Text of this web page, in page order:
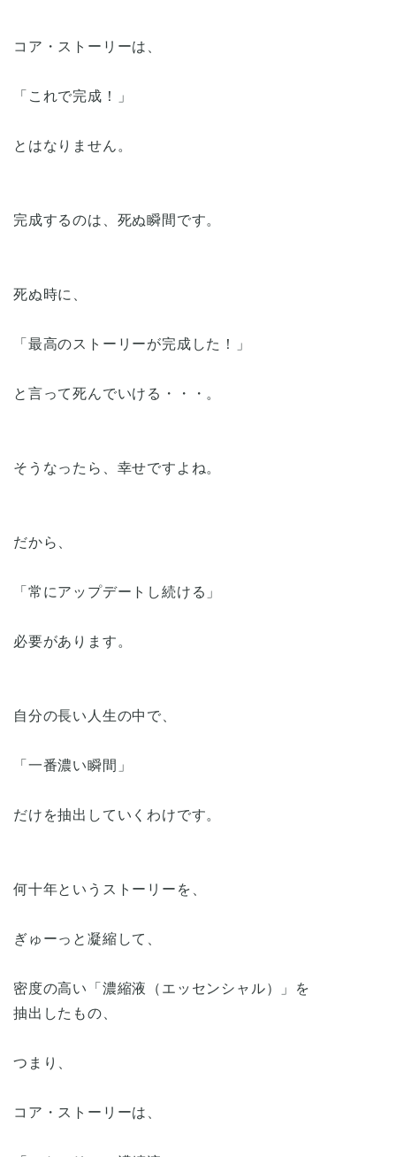
コア・ストーリーは、
「これで完成！」
とはなりません。
完成するのは、死ぬ瞬間です。
死ぬ時に、
「最高のストーリーが完成した！」
と言って死んでいける・・・。
そうなったら、幸せですよね。
だから、
「常にアップデートし続ける」
必要があります。
自分の長い人生の中で、
「一番濃い瞬間」
だけを抽出していくわけです。
何十年というストーリーを、
ぎゅーっと凝縮して、
密度の高い「濃縮液（エッセンシャル）」を
抽出したもの、
つまり、
コア・ストーリーは、